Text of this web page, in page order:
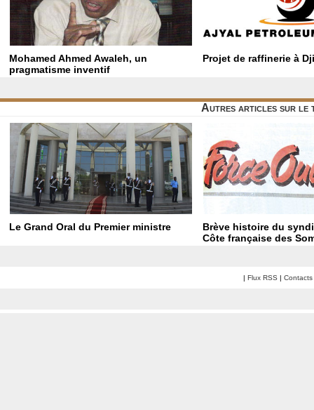
Mohamed Ahmed Awaleh, un
pragmatisme inventif
Projet de raffinerie à
Autres articles sur le
Le Grand Oral du Premier ministre
Brève histoire du
Côte française des
| Flux RSS | Contacts